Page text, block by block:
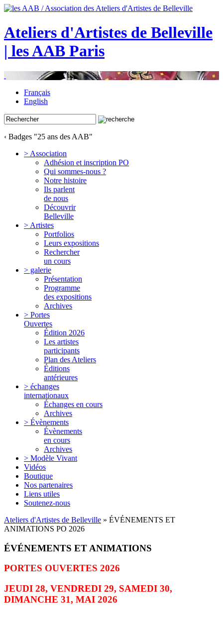
Ateliers d'Artistes de Belleville
| les AAB Paris
Français
English
‹ Badges "25 ans des AAB"
> Association
Adhésion et inscription PO
Qui sommes-nous ?
Notre histoire
Ils parlent
de nous
Découvrir
Belleville
> Artistes
Portfolios
Leurs expositions
Rechercher
un cours
> galerie
Présentation
Programme
des expositions
Archives
> Portes
Ouvertes
Édition 2026
Les artistes
participants
Plan des Ateliers
Éditions
antérieures
> échanges
internationaux
Échanges en cours
Archives
> Évènements
Évènements
en cours
Archives
> Modèle Vivant
Vidéos
Boutique
Nos partenaires
Liens utiles
Soutenez-nous
Ateliers d'Artistes de Belleville » ÉVÉNEMENTS ET
ANIMATIONS PO 2026
ÉVÉNEMENTS ET ANIMATIONS
PORTES OUVERTES 2026
JEUDI 28, VENDREDI 29, SAMEDI 30,
DIMANCHE 31, MAI 2026